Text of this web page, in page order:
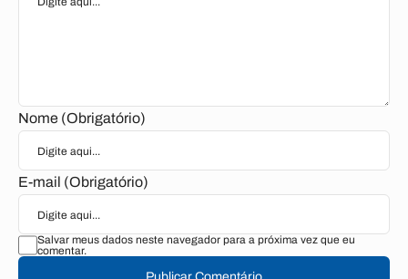
Nome (Obrigatório)
E-mail (Obrigatório)
Salvar meus dados neste navegador para a próxima vez que eu
comentar.
Publicar Comentário